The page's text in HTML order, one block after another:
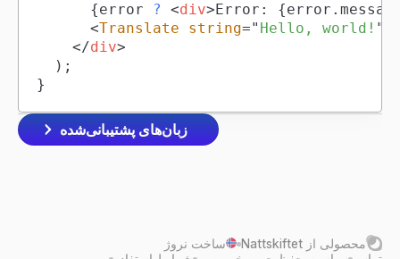
{error ? <div>Error: {error .
<Translate string=" Hello, world! "
</div>
) ;
}
زبان‌های پشتیبانی‌شده
محصولی از Nattskiftet
ساخت نروژ